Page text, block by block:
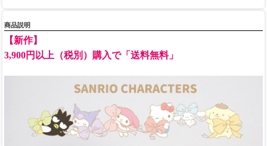
商品説明
【新作】
3,900円以上（税別）購入で「送料無料」